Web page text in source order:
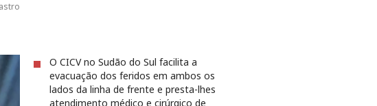
O CICV no Sudão do Sul facilita a
evacuação dos feridos em ambos os
lados da linha de frente e presta-lhes
atendimento médico e cirúrgico de